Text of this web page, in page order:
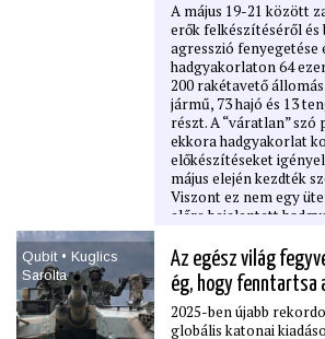
A május 19-21 között
erők felkészítéséről és
agresszió fenyegetése
hadgyakorlaton 64
200 rakétavető
jármű, 73 hajó és 13
részt. A “váratlan”
ekkora hadgyakorlat
előkészítéseket
május elején kezdték
Viszont ez nem egy
előre bejelentett
szokásos katonai
Qubit • Kuglics
Sarolta
Az egész világ
ég, hogy fenntartsa
2025-ben újabb
globális katonai